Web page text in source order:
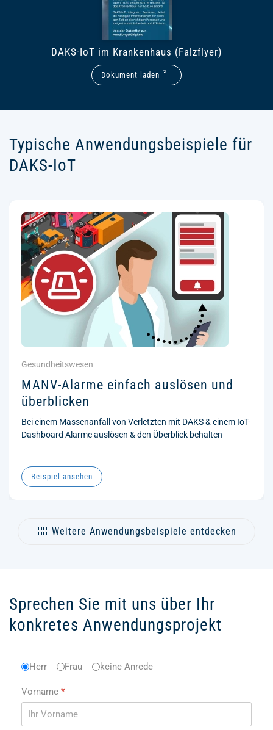
DAKS-IoT im Krankenhaus (Falzflyer)
Dokument laden
Typische Anwendungsbeispiele für
DAKS-IoT
Gesundheitswesen
MANV-Alarme einfach auslösen und
überblicken
Bei einem Massenanfall von Verletzten mit DAKS & einem IoT-
Dashboard Alarme auslösen & den Überblick behalten
Beispiel ansehen
Weitere Anwendungsbeispiele entdecken
Sprechen Sie mit uns über Ihr
konkretes Anwendungsprojekt
Anrede*
Herr Frau keine Anrede
Vorname *